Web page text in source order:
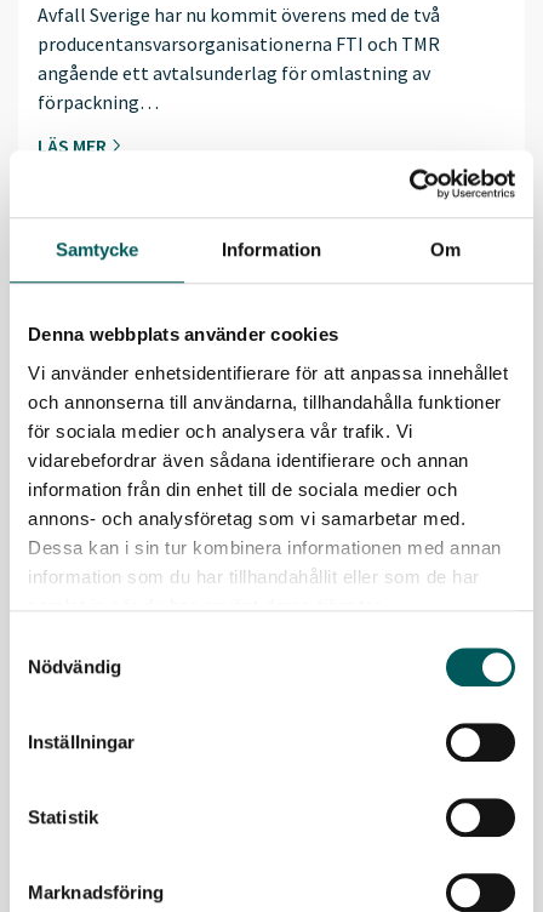
Samtycke Information Om
Denna webbplats använder cookies
Vi använder enhetsidentifierare för att anpassa innehållet
och annonserna till användarna, tillhandahålla funktioner
för sociala medier och analysera vår trafik. Vi
vidarebefordrar även sådana identifierare och annan
information från din enhet till de sociala medier och
annons- och analysföretag som vi samarbetar med.
Dessa kan i sin tur kombinera informationen med annan
information som du har tillhandahållit eller som de har
Nödvändig
Inställningar
Statistik
Marknadsföring
Avfall Sverige har nu kommit överens med de två
producentansvarsorganisationerna FTI och TMR
angående ett avtalsunderlag för omlastning av
förpackning…
LÄS MER
2024-09-17
Avfall Sverige har tagit fram stödmaterial som
kravet på separat insamling och behandling av textil…